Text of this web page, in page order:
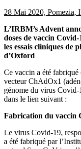
28 Mai 2020, Pomezia,
L’IRBM’s Advent
doses de vaccin
les essais cliniques de
d’Oxford
Ce vaccin a été
vecteur ChAdOx1
génome du virus
dans le lien suivant :
Fabrication du vaccin
Le virus Covid-19,
a été fabriqué par